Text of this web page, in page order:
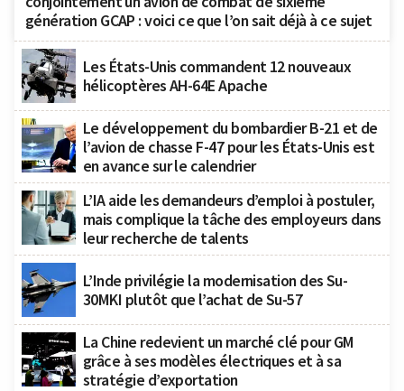
génération GCAP : voici ce que l’on sait déjà à ce sujet
Les États-Unis commandent 12 nouveaux
hélicoptères AH-64E Apache
Le développement du bombardier B-21 et de
l’avion de chasse F-47 pour les États-Unis est
en avance sur le calendrier
L’IA aide les demandeurs d’emploi à postuler,
mais complique la tâche des employeurs dans
leur recherche de talents
L’Inde privilégie la modernisation des Su-
30MKI plutôt que l’achat de Su-57
La Chine redevient un marché clé pour GM
grâce à ses modèles électriques et à sa
stratégie d’exportation